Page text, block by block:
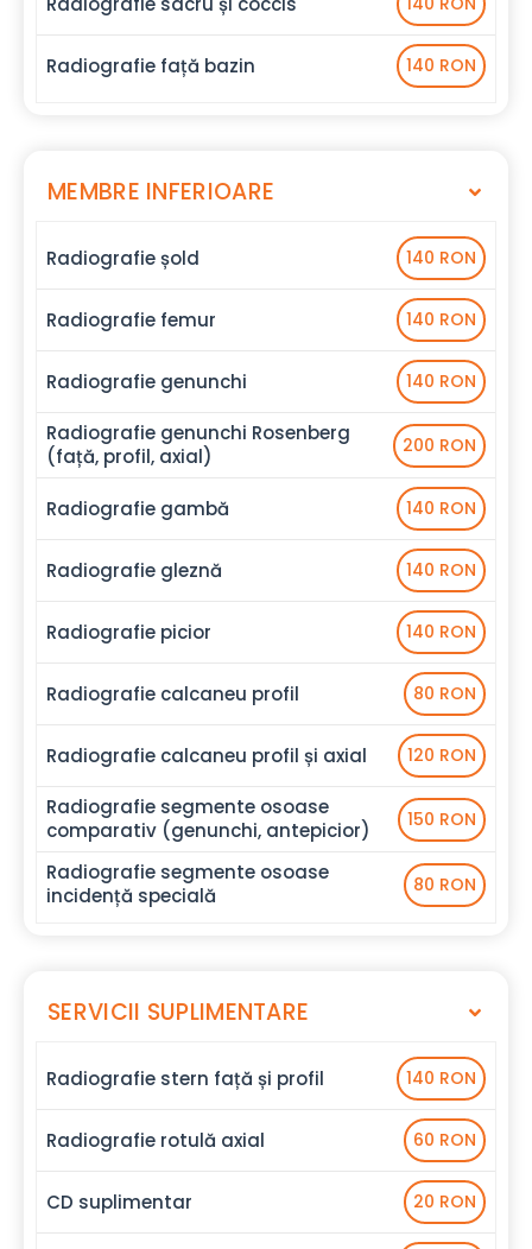
Radiografie față bazin 140 RON
MEMBRE INFERIOARE
Radiografie șold 140 RON
Radiografie femur 140 RON
Radiografie genunchi 140 RON
Radiografie genunchi Rosenberg
(față, profil, axial)
200 RON
Radiografie gambă 140 RON
Radiografie gleznă 140 RON
Radiografie picior 140 RON
Radiografie calcaneu profil 80 RON
Radiografie calcaneu profil și axial 120 RON
Radiografie segmente osoase
comparativ (genunchi, antepicior)
150 RON
Radiografie segmente osoase
incidență specială
80 RON
SERVICII SUPLIMENTARE
Radiografie stern față și profil 140 RON
Radiografie rotulă axial 60 RON
CD suplimentar 20 RON